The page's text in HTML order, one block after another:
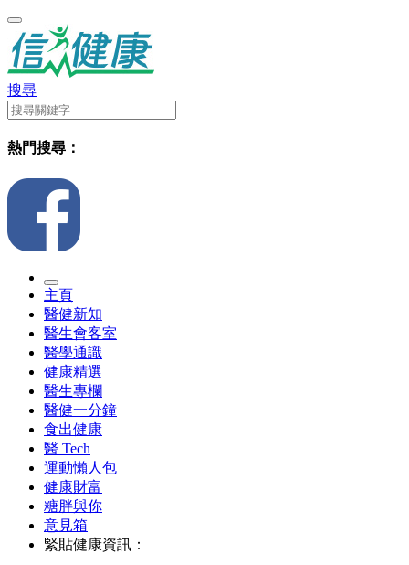
搜尋
熱門搜尋：
主頁
醫健新知
醫生會客室
醫學通識
健康精選
醫生專欄
醫健一分鐘
食出健康
醫 Tech
運動懶人包
健康財富
糖胖與你
意見箱
緊貼健康資訊：